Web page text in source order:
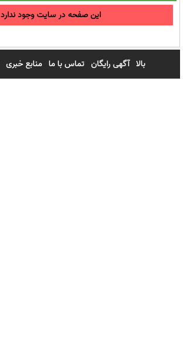
این صفحه در سایت وجود ندارد
بالا آگهی رایگان تماس با ما منابع خبری